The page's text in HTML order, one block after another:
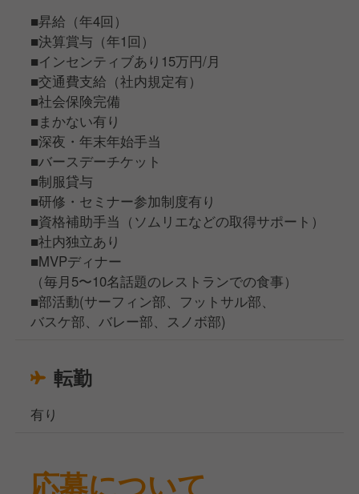
■昇給（年4回）
■決算賞与（年1回）
■インセンティブあり15万円/月
■交通費支給（社内規定有）
■社会保険完備
■まかない有り
■深夜・年末年始手当
■バースデーチケット
■制服貸与
■研修・セミナー参加制度有り
■資格補助手当（ソムリエなどの取得サポート）
■社内独立あり
■MVPディナー
（毎月5〜10名話題のレストランでの食事）
■部活動(サーフィン部、フットサル部、
バスケ部、バレー部、スノボ部)
転勤
有り
応募について